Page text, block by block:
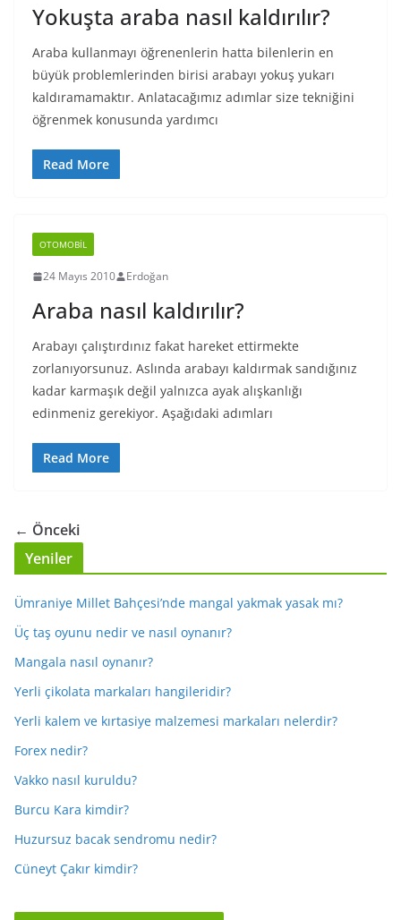
Yokuşta araba nasıl kaldırılır?
Araba kullanmayı öğrenenlerin hatta bilenlerin en
büyük problemlerinden birisi arabayı yokuş yukarı
kaldıramamaktır. Anlatacağımız adımlar size tekniğini
öğrenmek konusunda yardımcı
Read More
OTOMOBIL
24 Mayıs 2010 Erdoğan
Araba nasıl kaldırılır?
Arabayı çalıştırdınız fakat hareket ettirmekte
zorlanıyorsunuz. Aslında arabayı kaldırmak sandığınız
kadar karmaşık değil yalnızca ayak alışkanlığı
edinmeniz gerekiyor. Aşağıdaki adımları
Read More
← Önceki
Yeniler
Ümraniye Millet Bahçesi’nde mangal yakmak yasak mı?
Üç taş oyunu nedir ve nasıl oynanır?
Mangala nasıl oynanır?
Yerli çikolata markaları hangileridir?
Yerli kalem ve kırtasiye malzemesi markaları nelerdir?
Forex nedir?
Vakko nasıl kuruldu?
Burcu Kara kimdir?
Huzursuz bacak sendromu nedir?
Cüneyt Çakır kimdir?